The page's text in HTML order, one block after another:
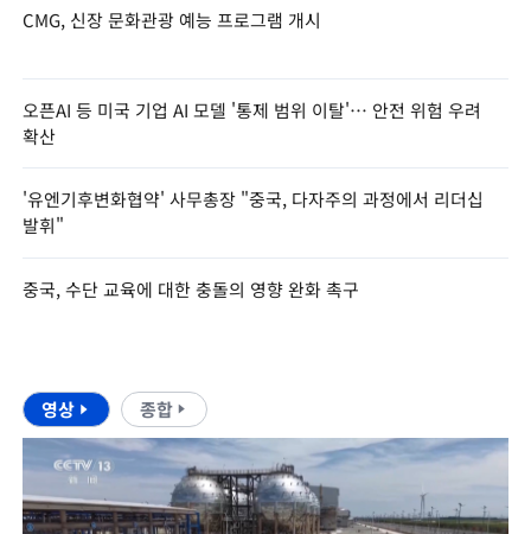
CMG, 신장 문화관광 예능 프로그램 개시
오픈AI 등 미국 기업 AI 모델 '통제 범위 이탈'… 안전 위험 우려
확산
'유엔기후변화협약' 사무총장 "중국, 다자주의 과정에서 리더십
발휘"
중국, 수단 교육에 대한 충돌의 영향 완화 촉구
영상 종합